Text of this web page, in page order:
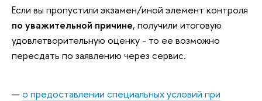
Если вы пропустили экзамен/иной элемент контроля
по уважительной причине, получили итоговую
удовлетворительную оценку - то ее возможно
пересдать по заявлению через сервис.
о предоставлении специальных условий при